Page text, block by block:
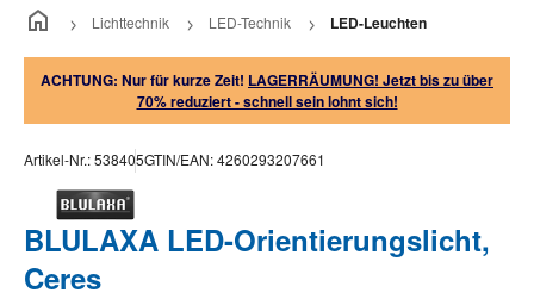
Lichttechnik LED-Technik LED-Leuchten
ACHTUNG: Nur für kurze Zeit! LAGERRÄUMUNG! Jetzt bis zu über
70% reduziert - schnell sein lohnt sich!
Artikel-Nr.:538405GTIN/EAN:4260293207661
BLULAXA LED-Orientierungslicht,
Ceres